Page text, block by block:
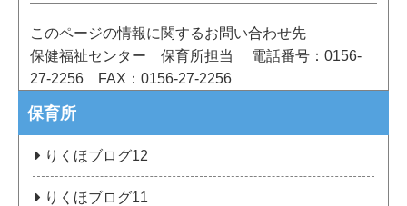
このページの情報に関するお問い合わせ先
保健福祉センター 保育所担当
電話番号：0156-
27-2256
FAX：0156-27-2256
保育所
りくほブログ12
りくほブログ11